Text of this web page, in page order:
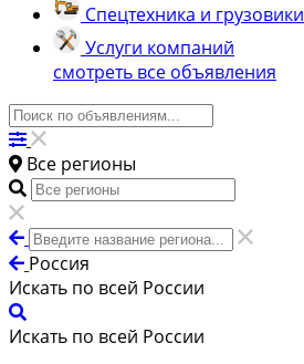
Спецтехника и грузовики
Услуги компаний
смотреть все объявления
Все регионы
Россия
Искать по всей России
Искать по всей России